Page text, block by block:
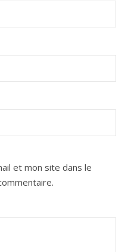
et mon site dans le